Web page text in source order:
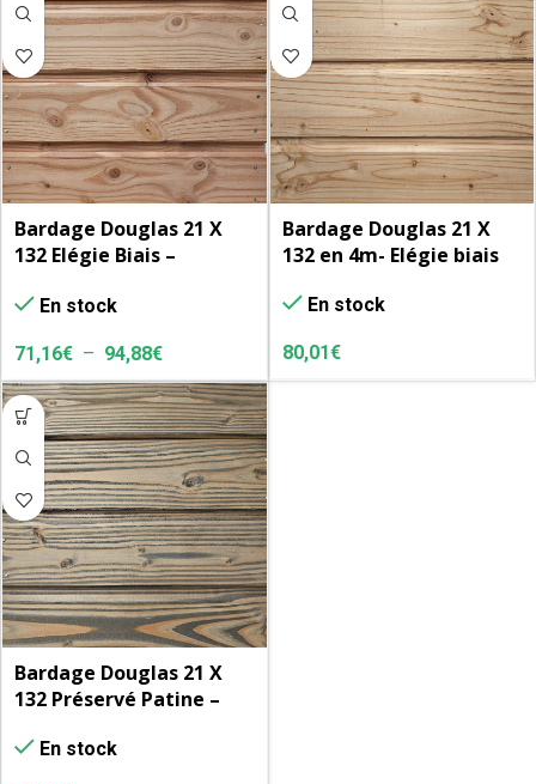
Bardage Douglas 21 X
132 Elégie Biais –
– Brossé
En stock
71,16€ – 94,88€
Bardage Douglas 21 X
132 en 4m- Elégie biais
En stock
80,01€
Bardage Douglas 21 X
132 Préservé Patine –
BiaisEn stock